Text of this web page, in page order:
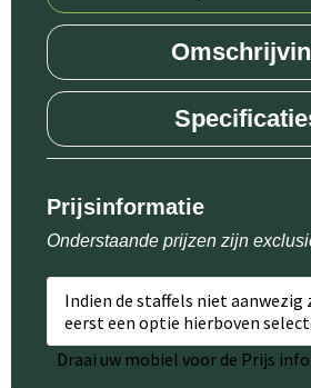
Prijsinformatie
Onderstaande prijzen zijn
Indien de staffels niet aanwezig
eerst een optie hierboven
Draai uw mobiel voor de Prijs